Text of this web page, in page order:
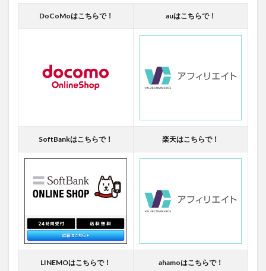
DoCoMoはこちらで！ auはこちらで！
SoftBankはこちらで！ 楽天はこちらで！
LINEMOはこちらで！ ahamoはこちらで！